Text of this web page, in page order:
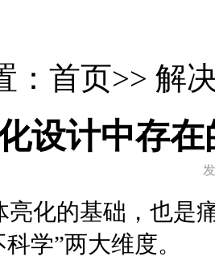
：首页>> 解
设计中存
亮化的基础，也是
学”两大维度。